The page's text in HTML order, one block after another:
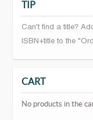
TIP
Can't find a title?
ISBN+title to the
CART
No products in the